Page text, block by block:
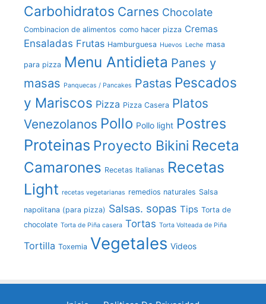
Carbohidratos Carnes Chocolate
Combinacion de alimentos como hacer pizza Cremas
Ensaladas Frutas Hamburguesa Huevos Leche masa
para pizza Menu Antidieta Panes y
masas Panquecas / Pancakes Pastas Pescados
y Mariscos Pizza Pizza Casera Platos
Venezolanos Pollo Pollo light Postres
Proteinas Proyecto Bikini Receta
Camarones Recetas Italianas Recetas
Light recetas vegetarianas remedios naturales Salsa
napolitana (para pizza) Salsas. sopas Tips Torta de
chocolate Torta de Piña casera Tortas Torta Volteada de Piña
Tortilla Toxemia Vegetales Videos